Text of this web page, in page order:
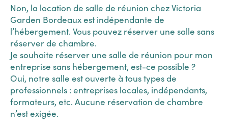
Non, la location de salle de réunion chez Victoria
Garden Bordeaux est indépendante de
l’hébergement. Vous pouvez réserver une salle sans
réserver de chambre.
Je souhaite réserver une salle de réunion pour mon
entreprise sans hébergement, est-ce possible ?
Oui, notre salle est ouverte à tous types de
professionnels : entreprises locales, indépendants,
formateurs, etc. Aucune réservation de chambre
n’est exigée.